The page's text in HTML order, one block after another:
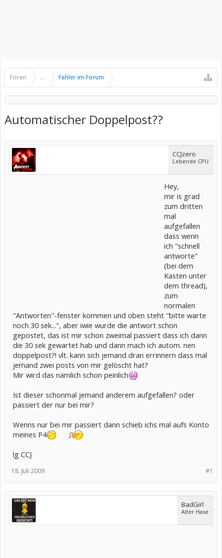
Foren ... Fehler im Forum
Automatischer Doppelpost??
CCJzero
Lebende CPU
Hey,
mir is grad
zum dritten
mal
aufgefallen
dass wenn
ich "schnell
antworte"
(bei dem
Kasten unter
dem thread),
zum
normalen
"Antworten"-fenster kommen und oben steht "bitte warte
noch 30 sek...", aber iwie wurde die antwort schon
gepostet, das ist mir schon zweimal passiert dass ich dann
die 30 sek gewartet hab und dann mach ich autom. nen
doppelpost?! vlt. kann sich jemand dran errinnern dass mal
jemand zwei posts von mir gelöscht hat?
Mir wird das nämlich schon peinlich
Ist dieser schonmal jemand anderem aufgefallen? oder
passiert der nur bei mir?
Wenns nur bei mir passiert dann schieb ichs mal aufs Konto
meines P4
lg CCJ
#1
18. Juli 2009
BadGirl
Alter Hase